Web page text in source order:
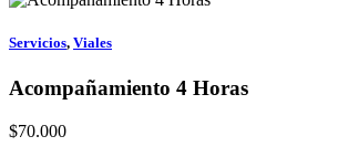
Servicios, Viales
Acompañamiento 4 Horas
$70.000